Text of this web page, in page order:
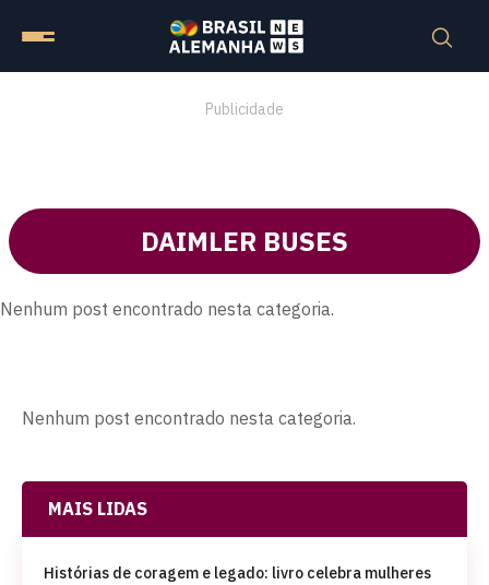
Publicidade
DAIMLER BUSES
Nenhum post encontrado nesta categoria.
Nenhum post encontrado nesta categoria.
MAIS LIDAS
Histórias de coragem e legado: livro celebra mulheres